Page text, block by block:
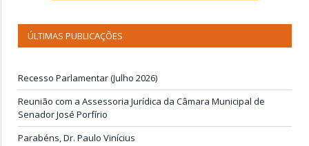
ÚLTIMAS PUBLICAÇÕES
Recesso Parlamentar (Julho 2026)
Reunião com a Assessoria Jurídica da Câmara Municipal de
Senador José Porfírio
Parabéns, Dr. Paulo Vinícius